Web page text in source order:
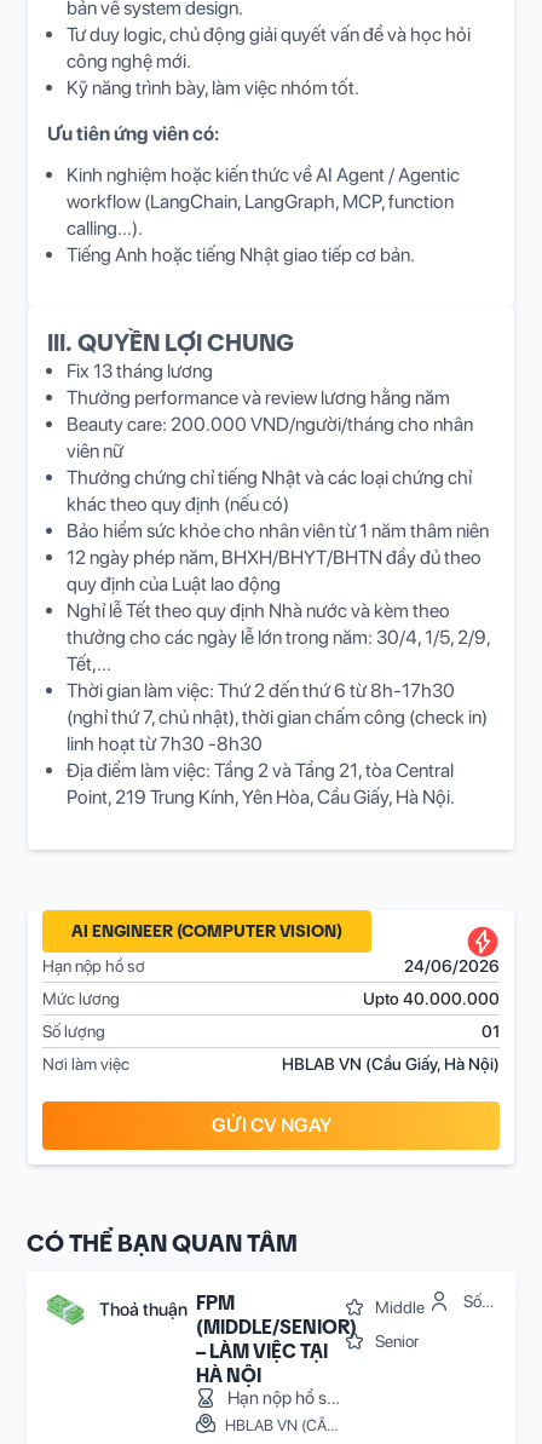
bản về system design.
Tư duy logic, chủ động giải quyết vấn đề và học hỏi
công nghệ mới.
Kỹ năng trình bày, làm việc nhóm tốt.
Ưu tiên ứng viên có:
Kinh nghiệm hoặc kiến thức về AI Agent / Agentic
workflow (LangChain, LangGraph, MCP, function
calling…).
Tiếng Anh hoặc tiếng Nhật giao tiếp cơ bản.
III. QUYỀN LỢI CHUNG
Fix 13 tháng lương
Thưởng performance và review lương hằng năm
Beauty care: 200.000 VND/người/tháng cho nhân
viên nữ
Thưởng chứng chỉ tiếng Nhật và các loại chứng chỉ
khác theo quy định (nếu có)
Bảo hiểm sức khỏe cho nhân viên từ 1 năm thâm niên
12 ngày phép năm, BHXH/BHYT/BHTN đầy đủ theo
quy định của Luật lao động
Nghỉ lễ Tết theo quy định Nhà nước và kèm theo
thưởng cho các ngày lễ lớn trong năm: 30/4, 1/5, 2/9,
Tết,…
Thời gian làm việc: Thứ 2 đến thứ 6 từ 8h-17h30
(nghỉ thứ 7, chủ nhật), thời gian chấm công (check in)
linh hoạt từ 7h30 -8h30
Địa điểm làm việc: Tầng 2 và Tầng 21, tòa Central
Point, 219 Trung Kính, Yên Hòa, Cầu Giấy, Hà Nội.
AI ENGINEER (COMPUTER VISION)
Hạn nộp hồ sơ
24/06/2026
Mức lương
Upto 40.000.000
Số lượng
01
Nơi làm việc
HBLAB VN (Cầu Giấy, Hà Nội)
GỬI CV NGAY
CÓ THỂ BẠN QUAN TÂM
HBLAB VN (CẦU GIẤY, HÀ NỘI)
FPM
(MIDDLE/SENIOR)
– LÀM VIỆC TẠI
HÀ NỘI
Hạn nộp hồ sơ:
31/08/2026
Middle
Senior
Số
Thoả thuận